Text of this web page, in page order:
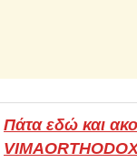
Πάτα εδώ και